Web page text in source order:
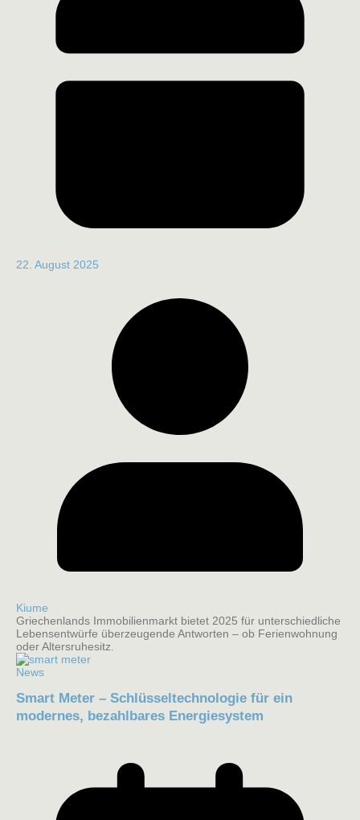
22. August 2025
Kiume
Griechenlands Immobilienmarkt bietet 2025 für unterschiedliche
Lebensentwürfe überzeugende Antworten – ob Ferienwohnung
oder Altersruhesitz.
News
Smart Meter – Schlüsseltechnologie für ein
modernes, bezahlbares Energiesystem